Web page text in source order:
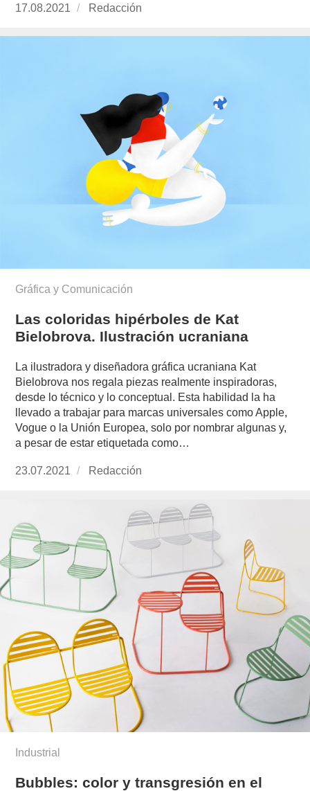
Publicado
17.08.2021 https://www.experimenta.es/author/redaccion/
Redacción
Gráfica y Comunicación
Las coloridas hipérboles de Kat
Bielobrova. Ilustración ucraniana
La ilustradora y diseñadora gráfica ucraniana Kat
Bielobrova nos regala piezas realmente inspiradoras,
desde lo técnico y lo conceptual. Esta habilidad la ha
llevado a trabajar para marcas universales como Apple,
Vogue o la Unión Europea, solo por nombrar algunas y,
a pesar de estar etiquetada como…
Publicado
23.07.2021 https://www.experimenta.es/author/redaccion/
Redacción
Industrial
Bubbles: color y transgresión en el